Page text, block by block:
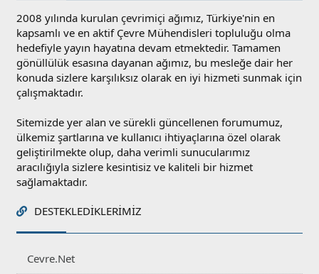
2008 yılında kurulan çevrimiçi ağımız, Türkiye'nin en
kapsamlı ve en aktif Çevre Mühendisleri topluluğu olma
hedefiyle yayın hayatına devam etmektedir. Tamamen
gönüllülük esasına dayanan ağımız, bu mesleğe dair her
konuda sizlere karşılıksız olarak en iyi hizmeti sunmak için
çalışmaktadır.
Sitemizde yer alan ve sürekli güncellenen forumumuz,
ülkemiz şartlarına ve kullanıcı ihtiyaçlarına özel olarak
geliştirilmekte olup, daha verimli sunucularımız
aracılığıyla sizlere kesintisiz ve kaliteli bir hizmet
sağlamaktadır.
DESTEKLEDIKLERIMIZ
Cevre.Net